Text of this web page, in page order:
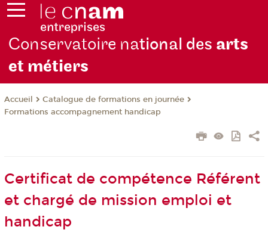
Conservatoire national des arts
et métiers
Accueil
Catalogue de formations en journée
Formations accompagnement handicap
Certificat de compétence Référent
et chargé de mission emploi et
handicap